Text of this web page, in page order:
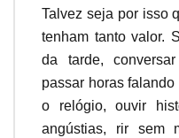
Talvez seja por isso
tenham tanto valor.
da tarde,
passar horas
o relógio, ouvir
angústias, rir sem